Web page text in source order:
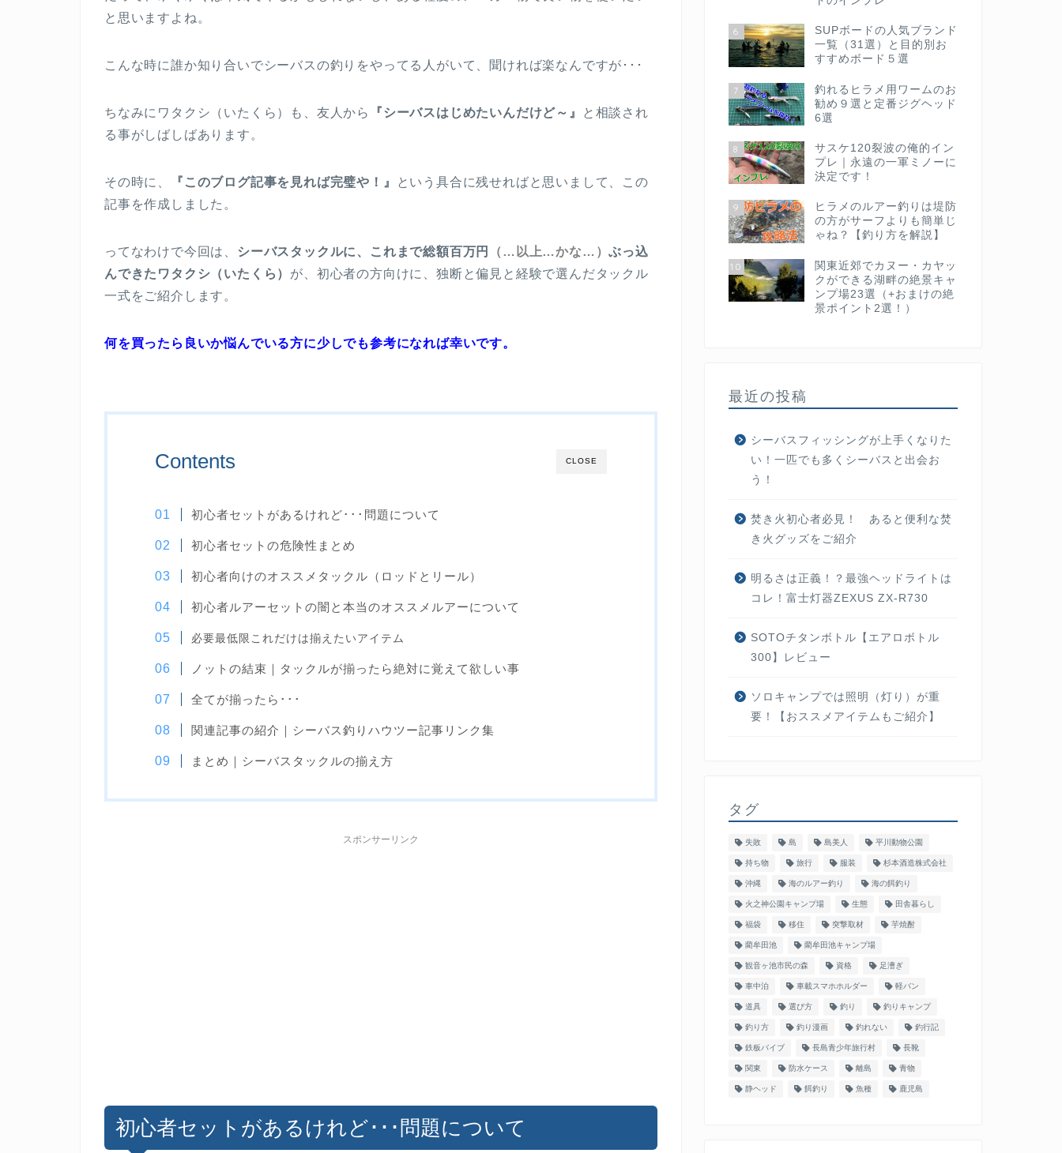
と思いますよね。
こんな時に誰か知り合いでシーバスの釣りをやってる人がいて、聞ければ楽なんですが･･･
ちなみにワタクシ（いたくら）も、友人から 『シーバスはじめたいんだけど～』
と相談され
る事がしばしばあります。
その時に、 『このブログ記事を見れば完璧や！』
という具合に残せればと思いまして、この
記事を作成しました。
ってなわけで今回は、 シーバスタックルに、これまで総額百万円 （…以上…かな…）ぶっ込
んできたワタクシ（いたくら） が、初心者の方向けに、独断と偏見と経験で選んだタックル
一式をご紹介します。
何を買ったら良いか悩んでいる方に少しでも参考になれば幸いです。
CLOSE
Contents
初心者セットがあるけれど･･･問題について
初心者セットの危険性まとめ
初心者向けのオススメタックル（ロッドとリール）
初心者ルアーセットの闇と本当のオススメルアーについて
必要最低限これだけは揃えたいアイテム
ノットの結束｜タックルが揃ったら絶対に覚えて欲しい事
全てが揃ったら･･･
関連記事の紹介｜シーバス釣りハウツー記事リンク集
まとめ｜シーバスタックルの揃え方
スポンサーリンク
初心者セットがあるけれど･･･問題について
6
SUPボードの人気ブランド
一覧（31選）と目的別お
すすめボード５選
7
釣れるヒラメ用ワームのお
勧め９選と定番ジグヘッド
6選
8
サスケ120裂波の俺的イン
プレ｜永遠の一軍ミノーに
決定です！
9
ヒラメのルアー釣りは堤防
の方がサーフよりも簡単じ
ゃね？【釣り方を解説】
10
関東近郊でカヌー・カヤッ
クができる湖畔の絶景キャ
ンプ場23選（+おまけの絶
景ポイント2選！）
最近の投稿
シーバスフィッシングが上手くなりた
い！一匹でも多くシーバスと出会お
う！
焚き火初心者必見！ あると便利な焚
き火グッズをご紹介
明るさは正義！？最強ヘッドライトは
コレ！富士灯器ZEXUS ZX-R730
SOTOチタンボトル【エアロボトル
300】レビュー
ソロキャンプでは照明（灯り）が重
要！【おススメアイテムもご紹介】
タグ
失敗 島 島美人 平川動物公園
持ち物 旅行 服装 杉本酒造株式会社
沖縄 海のルアー釣り 海の餌釣り
火之神公園キャンプ場 生態 田舎暮らし
福袋 移住 突撃取材 芋焼酎
藺牟田池 藺牟田池キャンプ場
観音ヶ池市民の森 資格 足漕ぎ
車中泊 車載スマホホルダー 軽バン
道具 選び方 釣り 釣りキャンプ
釣り方 釣り漫画 釣れない 釣行記
鉄板バイブ 長島青少年旅行村 長靴
関東 防水ケース 離島 青物
静ヘッド 餌釣り 魚種 鹿児島